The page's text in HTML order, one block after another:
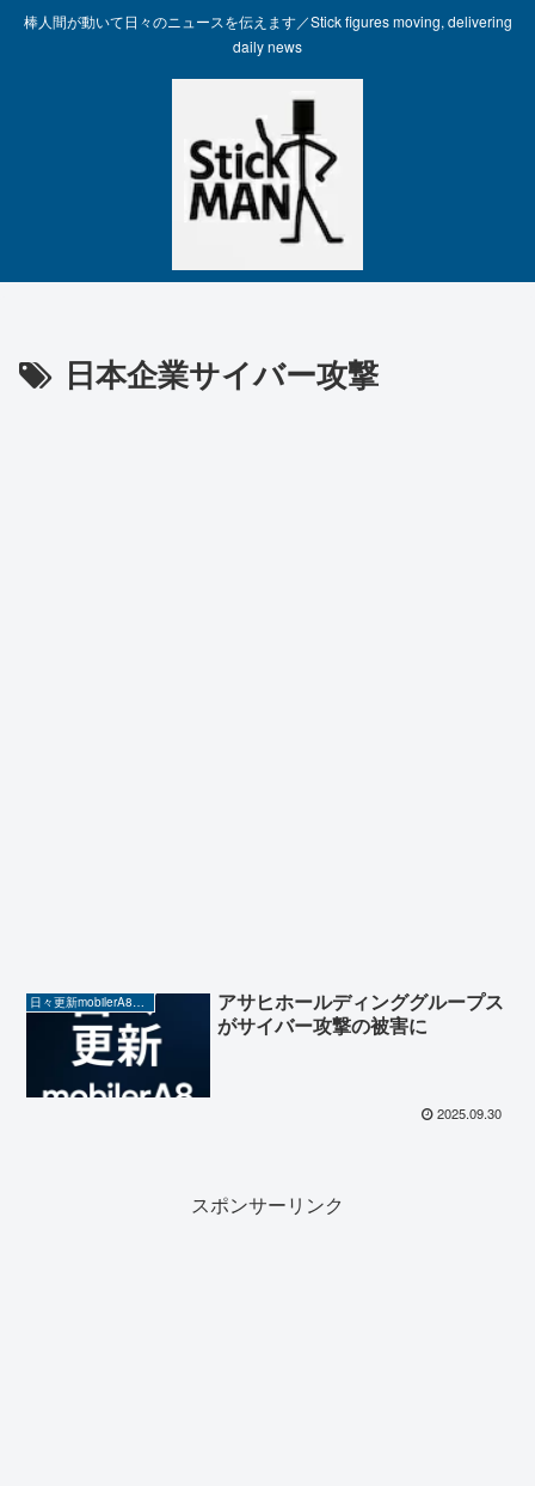
棒人間が動いて日々のニュースを伝えます／Stick figures moving, delivering
daily news
日本企業サイバー攻撃
日々更新mobilerA8（Yahoo!ニュースを毎日ウォッチ）
アサヒホールディンググループス
がサイバー攻撃の被害に
2025.09.30
スポンサーリンク